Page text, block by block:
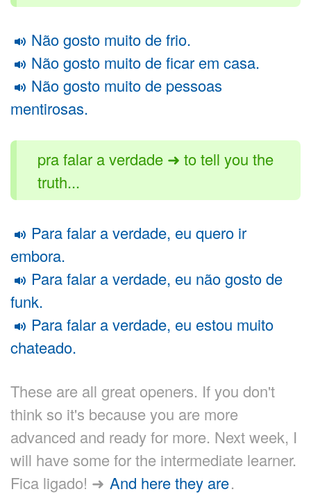
Não gosto muito de frio.
Não gosto muito de ficar em casa.
Não gosto muito de pessoas
mentirosas.
pra falar a verdade ➜ to tell you the
truth...
Para falar a verdade, eu quero ir
embora.
Para falar a verdade, eu não gosto de
funk.
Para falar a verdade, eu estou muito
chateado.
These are all great openers. If you don't
think so it's because you are more
advanced and ready for more. Next week, I
will have some for the intermediate learner.
Fica ligado! ➜ And here they are.